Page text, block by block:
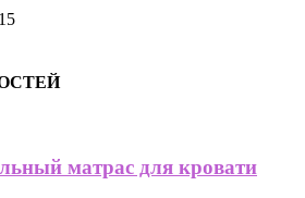
матрас для кровати